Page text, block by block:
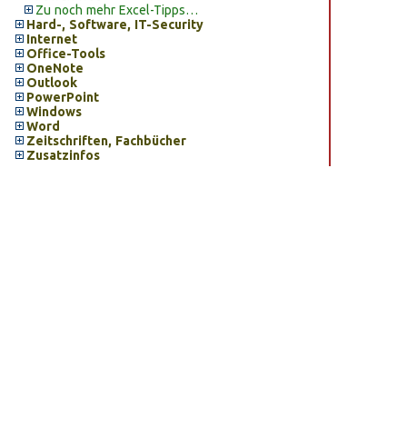
Zu noch mehr Excel-Tipps…
Hard-, Software, IT-Security
Internet
Office-Tools
OneNote
Outlook
PowerPoint
Windows
Word
Zeitschriften, Fachbücher
Zusatzinfos